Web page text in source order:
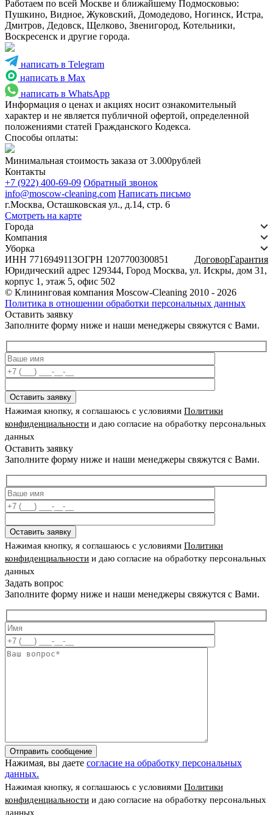
Работаем по всей Москве и ближайшему Подмосковью:
Пушкино, Видное, Жуковский, Домодедово, Ногинск, Истра,
Дмитров, Дедовск, Щелково, Звенигород, Котельники,
Воскресенск и другие города.
написать в Telegram
написать в Max
написать в WhatsApp
Информация о ценах и акциях носит ознакомительный
характер и не является публичной офертой, определенной
положениями статей Гражданского Кодекса.
Способы оплаты:
Минимальная стоимость заказа от 3.000рублей
Контакты
+7 (922) 400-69-09 Обратный звонок
info@moscow-cleaning.com Написать письмо
г.Москва, Осташковская ул., д.14, стр. 6
Смотреть на карте
Города
Компания
Уборка
ИНН 7716949113ОГРН 1207700300851 ДоговорГарантия
Юридический адрес 129344, Город Москва, ул. Искры, дом 31,
корпус 1, этаж 5, офис 502
© Клининговая компания Moscow-Cleaning 2010 - 2026
Политика в отношении обработки персональных данных
Оставить заявку
Заполните форму ниже и наши менеджеры свяжутся с Вами.
Оставить заявку
Нажимая кнопку, я соглашаюсь с условиями Политики
конфиденциальности и даю согласие на обработку персональных
данных
Оставить заявку
Заполните форму ниже и наши менеджеры свяжутся с Вами.
Оставить заявку
Нажимая кнопку, я соглашаюсь с условиями Политики
конфиденциальности и даю согласие на обработку персональных
данных
Задать вопрос
Заполните форму ниже и наши менеджеры свяжутся с Вами.
Отправить сообщение
Нажимая, вы даете согласие на обработку персональных
данных.
Нажимая кнопку, я соглашаюсь с условиями Политики
конфиденциальности и даю согласие на обработку персональных
данных